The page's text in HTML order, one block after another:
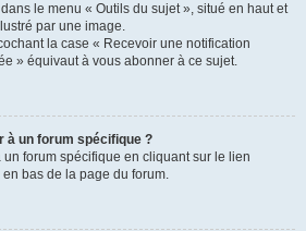
le menu « Outils du sujet », situé en haut et
par une image.
la case « Recevoir une notification
» équivaut à vous abonner à ce sujet.
à un forum spécifique ?
forum spécifique en cliquant sur le lien
bas de la page du forum.